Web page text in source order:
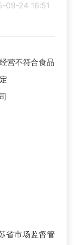
09-24 16:51
营不符合食品
市场监督管